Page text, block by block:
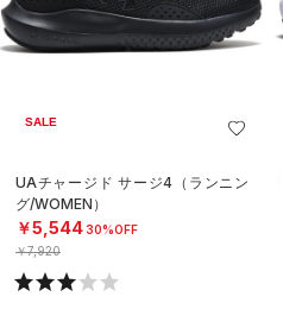
SALE
UAチャージド サージ4（ランニン
グ/WOMEN）
￥5,54430%OFF
￥7,920